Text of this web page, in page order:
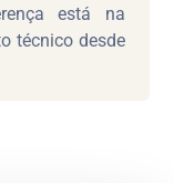
está na
técnico desde